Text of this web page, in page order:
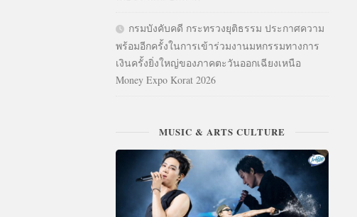
กรมบังคับคดี กระทรวงยุติธรรม ประกาศความ
พร้อมอีกครั้งในการเข้าร่วมงานมหกรรมทางการ
เงินครั้งยิ่งใหญ่ของภาคตะวันออกเฉียงเหนือ
Money Expo Korat 2026
MUSIC & ARTS CULTURE